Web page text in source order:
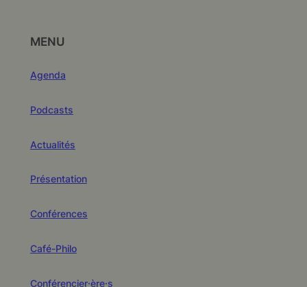
MENU
Agenda
Podcasts
Actualités
Présentation
Conférences
Café-Philo
Conférencier·ère·s